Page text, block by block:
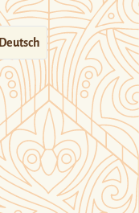
Deutsch